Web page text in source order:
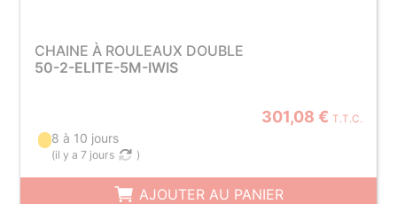
CHAINE À ROULEAUX DOUBLE
50-2-ELITE-5M-IWIS
301,08 € T.T.C.
8 à 10 jours
(il y a 7 jours )
AJOUTER AU PANIER